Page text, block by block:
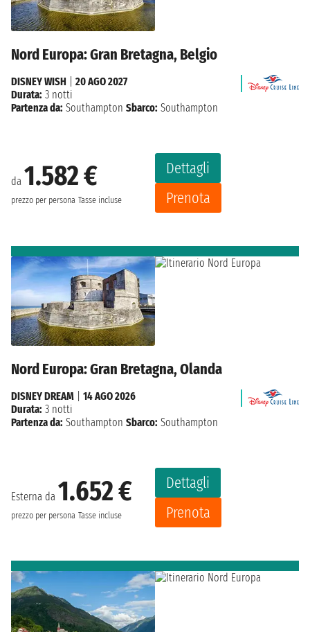
Nord Europa: Gran Bretagna, Belgio
da 1.582 €
prezzo per persona Tasse incluse
Dettagli
Prenota
DISNEY WISH
20 AGO 2027
Durata: 3 notti
Partenza da: Southampton Sbarco: Southampton
Nord Europa: Gran Bretagna, Olanda
Esterna da 1.652 €
prezzo per persona Tasse incluse
Dettagli
Prenota
DISNEY DREAM
14 AGO 2026
Durata: 3 notti
Partenza da: Southampton Sbarco: Southampton